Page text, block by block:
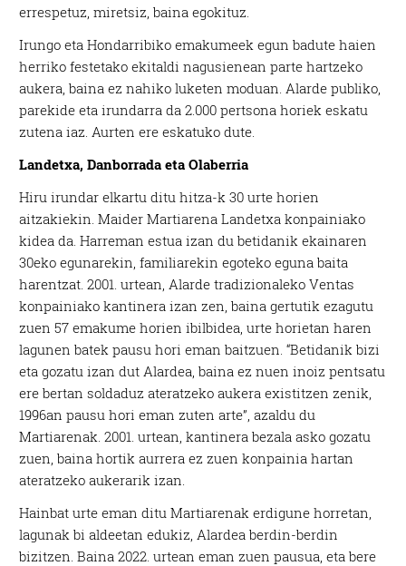
errespetuz, miretsiz, baina egokituz.
Irungo eta Hondarribiko emakumeek egun badute haien
herriko festetako ekitaldi nagusienean parte hartzeko
aukera, baina ez nahiko luketen moduan. Alarde publiko,
parekide eta irundarra da 2.000 pertsona horiek eskatu
zutena iaz. Aurten ere eskatuko dute.
Landetxa, Danborrada eta Olaberria
Hiru irundar elkartu dituhitza-k 30 urte horien
aitzakiekin. Maider Martiarena Landetxa konpainiako
kidea da. Harreman estua izan du betidanik ekainaren
30eko egunarekin, familiarekin egoteko eguna baita
harentzat. 2001. urtean, Alarde tradizionaleko Ventas
konpainiako kantinera izan zen, baina gertutik ezagutu
zuen 57 emakume horien ibilbidea, urte horietan haren
lagunen batek pausu hori eman baitzuen. “Betidanik bizi
eta gozatu izan dut Alardea, baina ez nuen inoiz pentsatu
ere bertan soldaduz ateratzeko aukera existitzen zenik,
1996an pausu hori eman zuten arte”, azaldu du
Martiarenak. 2001. urtean, kantinera bezala asko gozatu
zuen, baina hortik aurrera ez zuen konpainia hartan
ateratzeko aukerarik izan.
Hainbat urte eman ditu Martiarenak erdigune horretan,
lagunak bi aldeetan edukiz, Alardea berdin-berdin
bizitzen. Baina 2022. urtean eman zuen pausua, eta bere